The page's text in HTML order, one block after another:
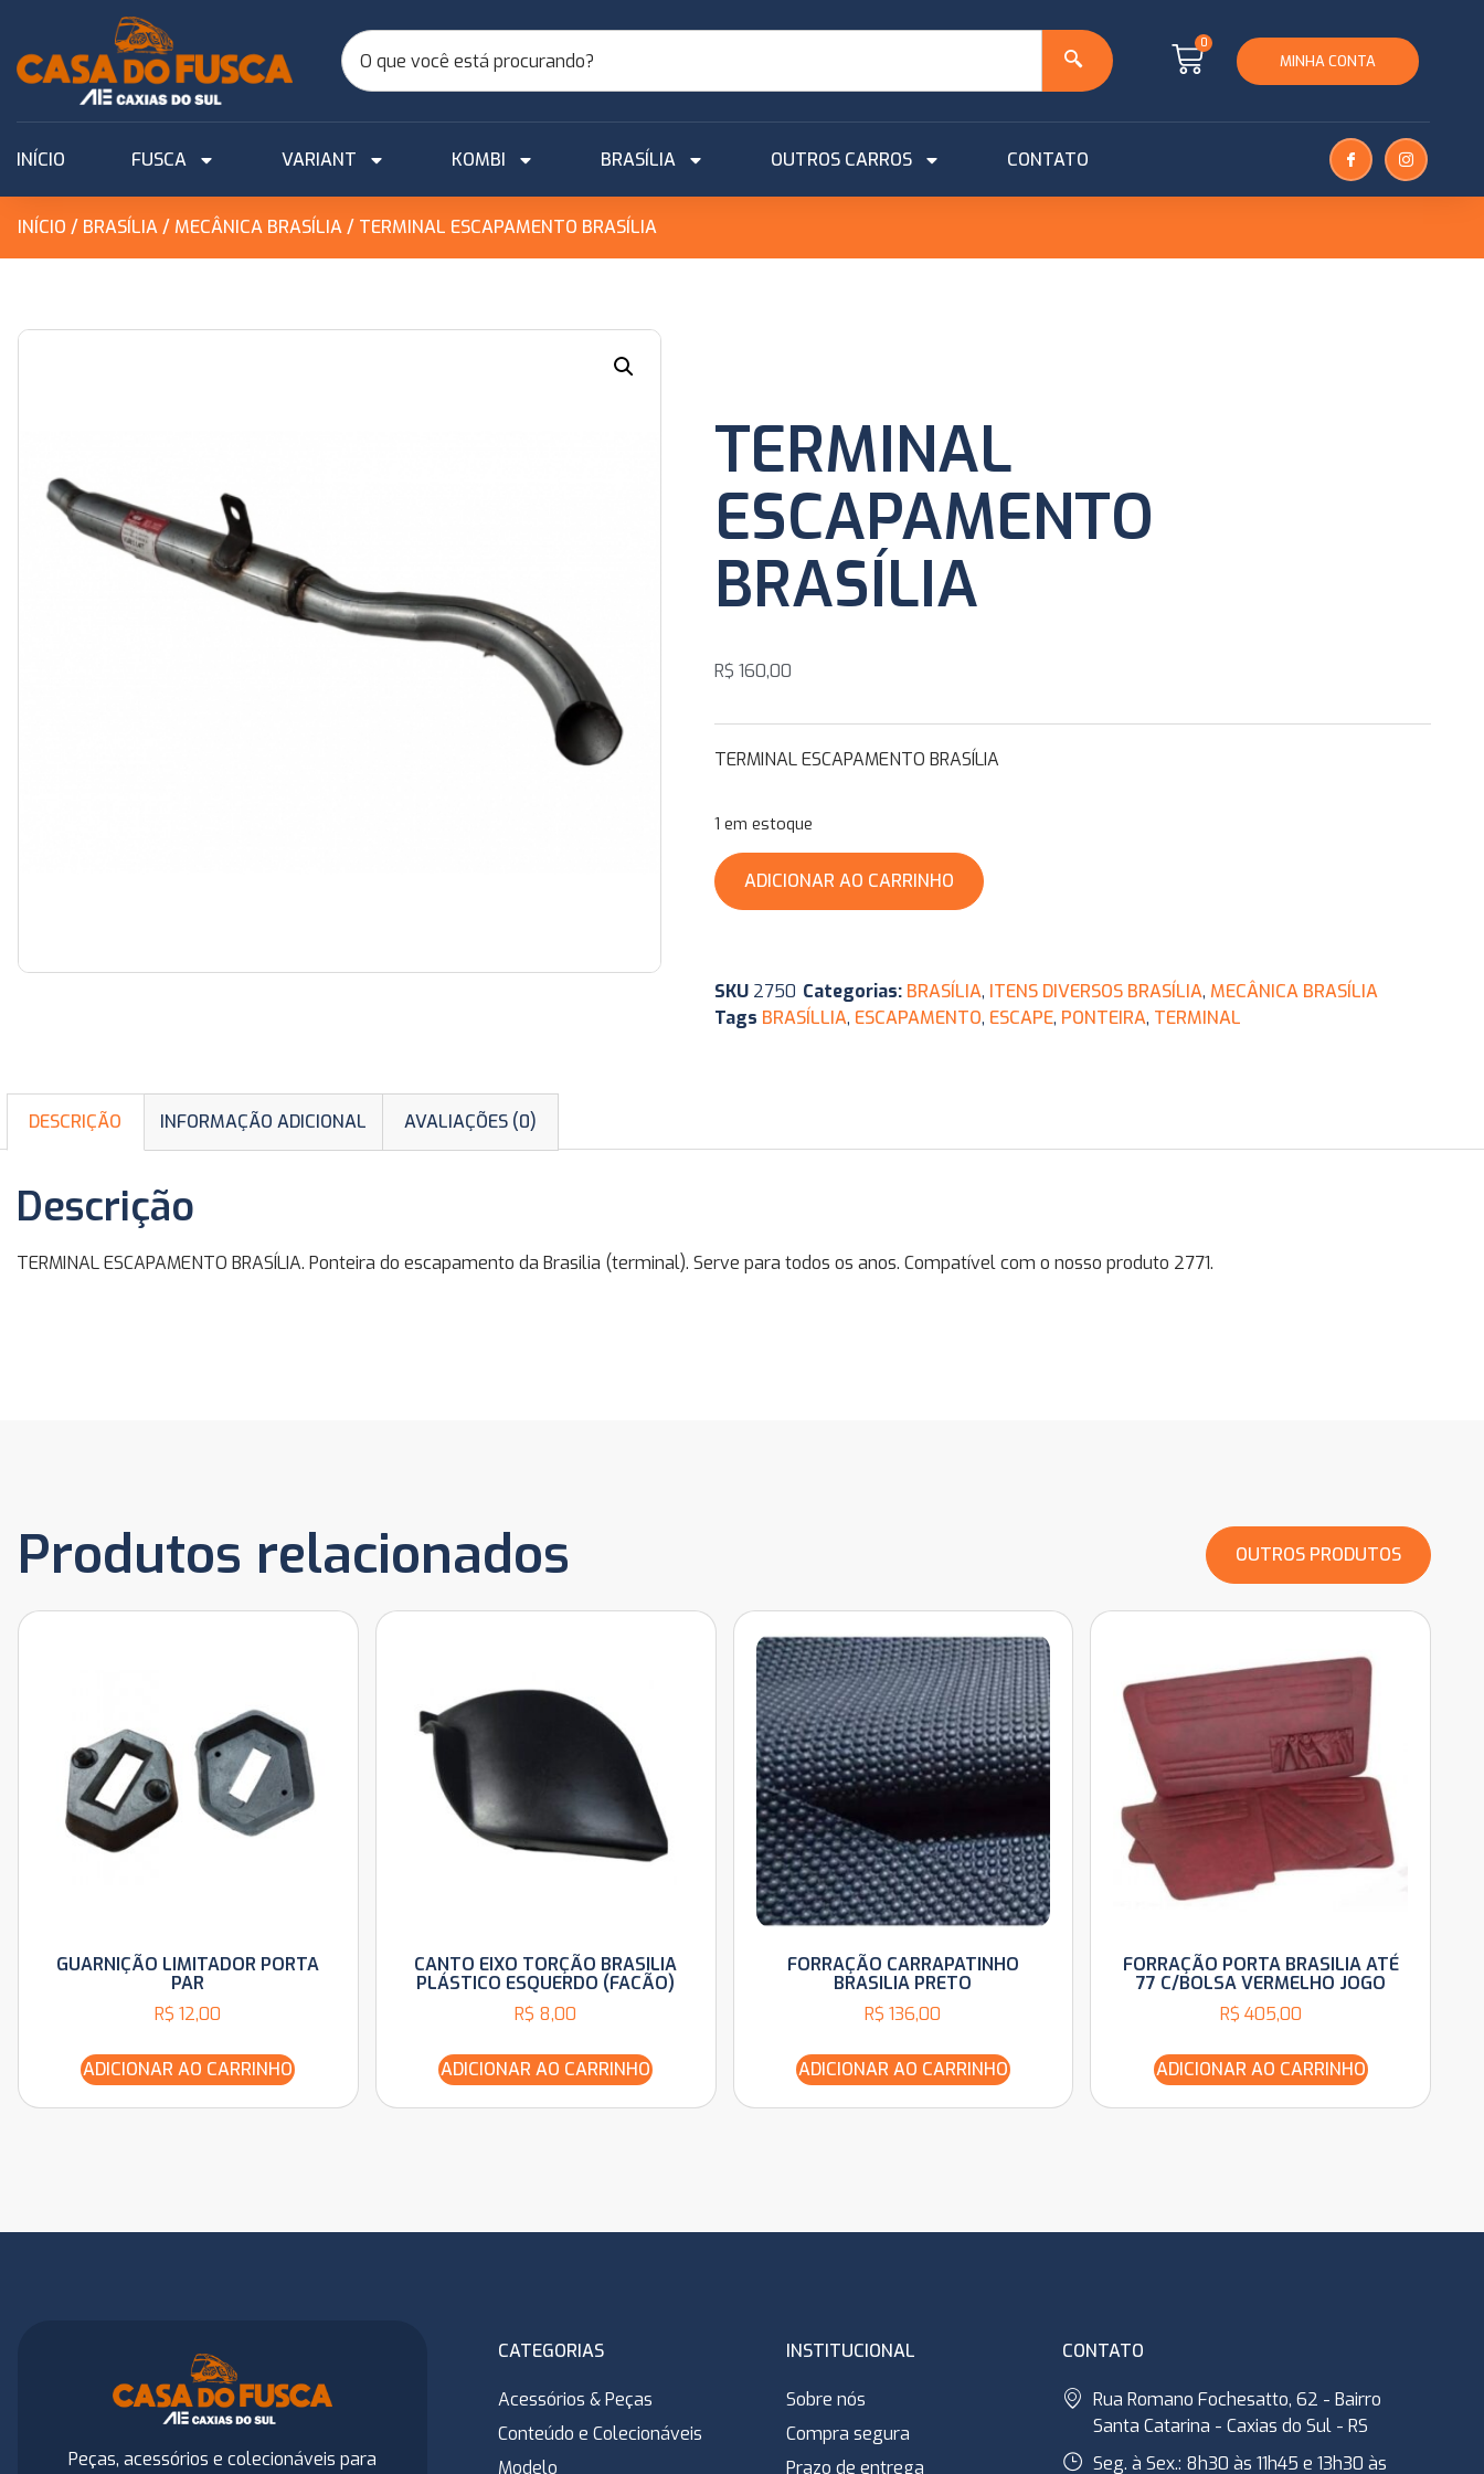
0
MINHA CONTA
INÍCIO FUSCA VARIANT KOMBI BRASÍLIA OUTROS CARROS CONTATO
INÍCIO / BRASÍLIA/ MECÂNICA BRASÍLIA/ TERMINAL ESCAPAMENTO BRASÍLIA
TERMINAL
ESCAPAMENTO
BRASÍLIA
R$ 160,00
TERMINAL ESCAPAMENTO BRASÍLIA
1 em estoque
ADICIONAR AO CARRINHO
SKU 2750 Categorias: BRASÍLIA, ITENS DIVERSOS BRASÍLIA, MECÂNICA BRASÍLIA
Tags BRASÍLLIA, ESCAPAMENTO, ESCAPE, PONTEIRA, TERMINAL
DESCRIÇÃO INFORMAÇÃO ADICIONAL AVALIAÇÕES (0)
Descrição
TERMINAL ESCAPAMENTO BRASÍLIA. Ponteira do escapamento da Brasilia (terminal). Serve para todos os anos. Compatível com o nosso produto 2771.
Produtos relacionados OUTROS PRODUTOS
GUARNIÇÃO LIMITADOR PORTA
PAR
R$ 12,00
ADICIONAR AO CARRINHO
CANTO EIXO TORÇÃO BRASILIA
PLÁSTICO ESQUERDO (FACÃO)
R$ 8,00
ADICIONAR AO CARRINHO
FORRAÇÃO CARRAPATINHO
BRASILIA PRETO
R$ 136,00
ADICIONAR AO CARRINHO
FORRAÇÃO PORTA BRASILIA ATÉ
77 C/BOLSA VERMELHO JOGO
R$ 405,00
ADICIONAR AO CARRINHO
Peças, acessórios e colecionáveis para
CATEGORIAS
Acessórios & Peças
Conteúdo e Colecionáveis
Modelo
INSTITUCIONAL
Sobre nós
Compra segura
Prazo de entrega
CONTATO
Rua Romano Fochesatto, 62 - Bairro
Santa Catarina - Caxias do Sul - RS
Seg. à Sex.: 8h30 às 11h45 e 13h30 às